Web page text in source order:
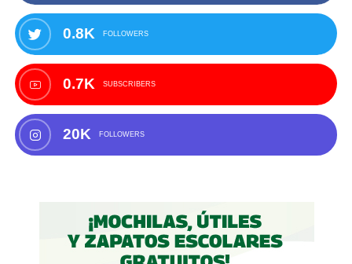
0.8K FOLLOWERS
0.7K SUBSCRIBERS
20K FOLLOWERS